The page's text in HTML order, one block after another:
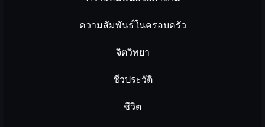
ความสัมพันธ์ในครอบครัว
จิตวิทยา
ชีวประวัติ
ชีวิต